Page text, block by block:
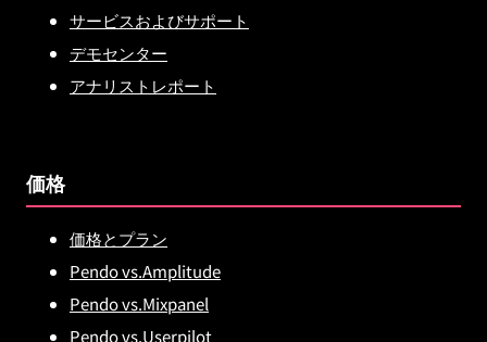
サービスおよびサポート
デモセンター
アナリストレポート
価格
価格とプラン
Pendo vs.Amplitude
Pendo vs.Mixpanel
Pendo vs.Userpilot